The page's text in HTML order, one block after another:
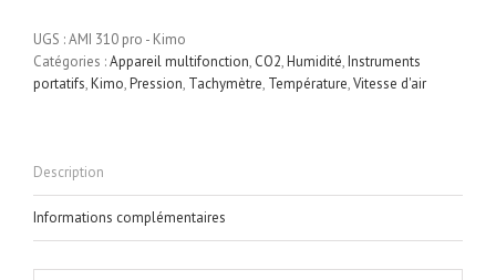
UGS :AMI 310 pro - Kimo
Catégories :Appareil multifonction, CO2,Humidité,Instruments
portatifs,Kimo,Pression, Tachymètre, Température,Vitesse d'air
Description
Informations complémentaires